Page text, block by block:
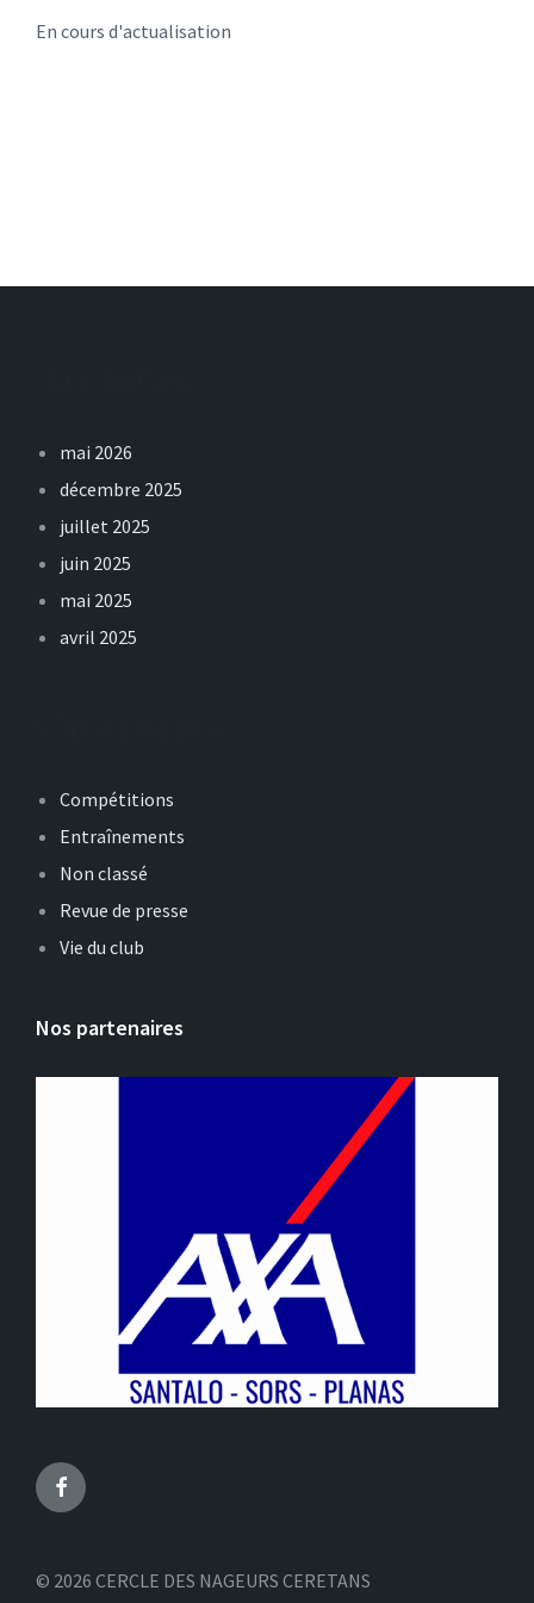
En cours d'actualisation
mai 2026
décembre 2025
juillet 2025
juin 2025
mai 2025
avril 2025
Compétitions
Entraînements
Non classé
Revue de presse
Vie du club
Nos partenaires
Facebook
© 2026 CERCLE DES NAGEURS CERETANS